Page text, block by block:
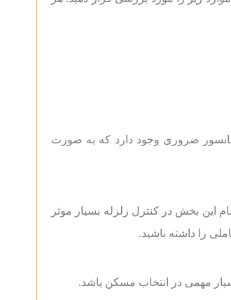
ضروری وجود دارد که به صورت
این بخش در کنترل زلزله بسیار موثر
را داشته باشید.
مهمی در انتخاب مسکن یاشد.